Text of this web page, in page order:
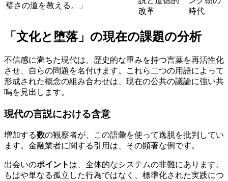
璧さの道を教える。」
改革
時代
「文化と堕落」の現在の課題の分析
不信感に満ちた現代は、歴史的な重みを持つ言葉を再活性化
させ、自らの問題を名付けます。これら二つの用語によって
形成された概念の組み合わせは、現在の公共の議論に強い共
鳴を見出します。
現代の言説における含意
増加する数の観察者が、この語彙を使って逸脱を批判してい
ます。金融業者に関する引用は、その顕著な例です。
出会いのポイント は、全体的なシステムの非難にあります。
もはや単なる孤立した行為ではなく、標準化された実践につ